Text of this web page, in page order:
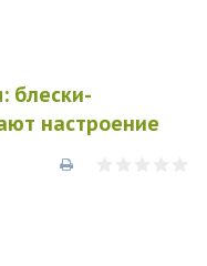
блески-
настроение